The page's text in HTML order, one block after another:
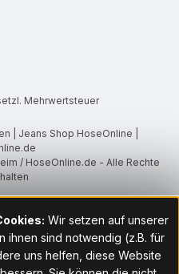
Mehrwertsteuer
| Jeans Shop HoseOnline |
/ HoseOnline.de - Alle Rechte
Wir setzen auf unserer
ihnen sind notwendig (z.B. für
uns helfen, diese Website